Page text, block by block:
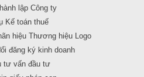
lập Công ty
Kế toán thuế
hiệu Thương hiệu Logo
đăng ký kinh doanh
tư vấn đầu tư